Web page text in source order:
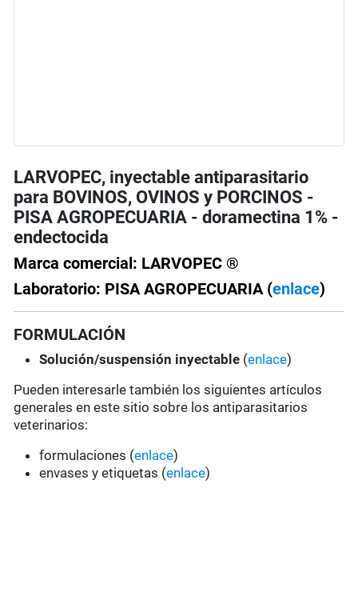
LARVOPEC, inyectable antiparasitario
para BOVINOS, OVINOS y PORCINOS -
PISA AGROPECUARIA - doramectina 1% -
endectocida
Marca comercial: LARVOPEC ®
Laboratorio: PISA AGROPECUARIA (enlace)
FORMULACIÓN
Solución/suspensión inyectable (enlace)
Pueden interesarle también los siguientes artículos
generales en este sitio sobre los antiparasitarios
veterinarios:
formulaciones (enlace)
envases y etiquetas (enlace)